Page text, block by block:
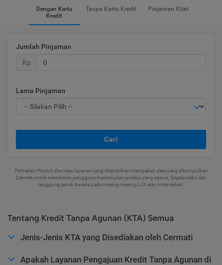
Dengan Kartu
Kredit
Tanpa Kartu Kredit Pinjaman Kilat
Jumlah Pinjaman
Rp
Lama Pinjaman
Cari
Perhatian: Produk dan/atau layanan yang ditampilkan merupakan data yang dikumpulkan
Cermati untuk membantu pengguna menemukan produk yang sesuai. Segala risiko dan
tanggung jawab berada pada masing-masing LJK atau mitra terkait.
Tentang Kredit Tanpa Agunan (KTA) Semua
Jenis-Jenis KTA yang Disediakan oleh Cermati
Apakah Layanan Pengajuan Kredit Tanpa Agunan di